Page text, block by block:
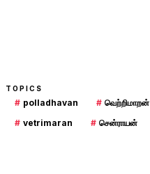
TOPICS
# polladhavan # வெற்றிமாறன்
# vetrimaran # சென்ராயன்